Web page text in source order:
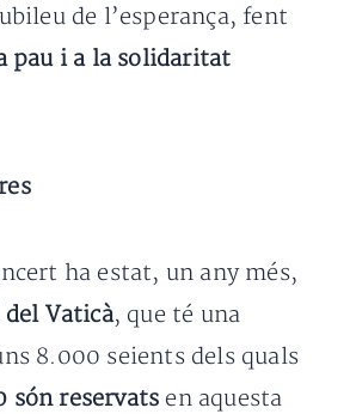
de l’esperança, fent
pau i a la solidaritat
ha estat, un any més,
del Vaticà, que té una
8.000 seients dels quals
són reservats en aquesta